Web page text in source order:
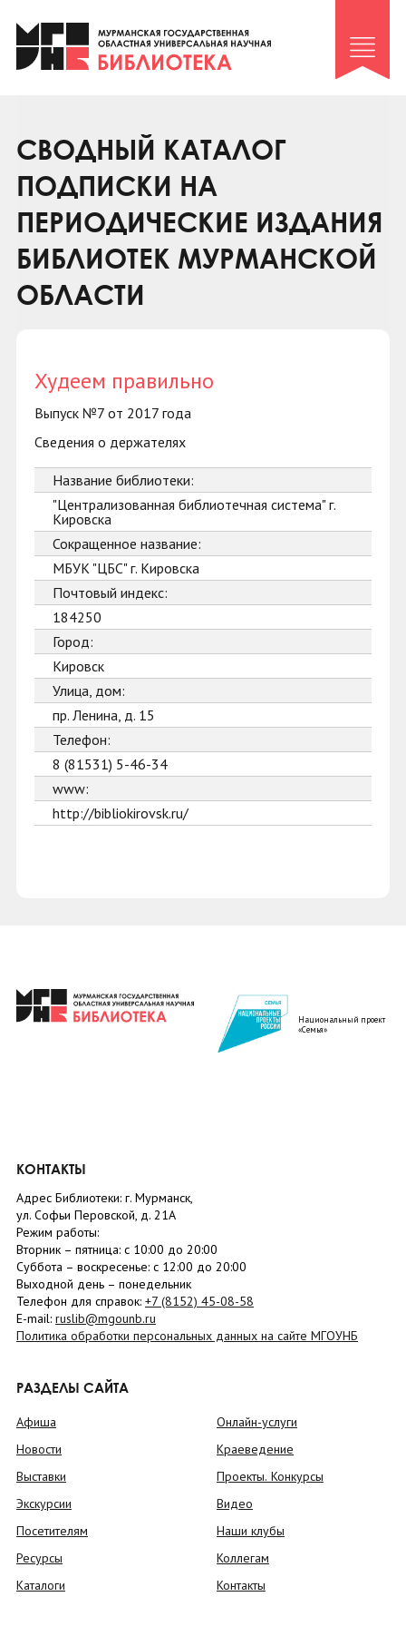
Клуб «Гиря и сельдерей»
Клуб «Семейный архив»
Коллегам
Контакты
СВОДНЫЙ КАТАЛОГ
ПОДПИСКИ НА
ПЕРИОДИЧЕСКИЕ ИЗДАНИЯ
БИБЛИОТЕК МУРМАНСКОЙ
ОБЛАСТИ
Худеем правильно
Выпуск №7 от 2017 года
Сведения о держателях
Название библиотеки:
"Централизованная библиотечная система" г.
Кировска
Сокращенное название:
МБУК "ЦБС" г. Кировска
Почтовый индекс:
184250
Город:
Кировск
Улица, дом:
пр. Ленина, д. 15
Телефон:
8 (81531) 5-46-34
www:
http://bibliokirovsk.ru/
Национальный проект
«Семья»
КОНТАКТЫ
Адрес Библиотеки: г. Мурманск,
ул. Софьи Перовской, д. 21А
Режим работы:
Вторник – пятница: с 10:00 до 20:00
Суббота – воскресенье: c 12:00 до 20:00
Выходной день – понедельник
Телефон для справок: +7 (8152) 45-08-58
E-mail: ruslib@mgounb.ru
Политика обработки персональных данных на сайте МГОУНБ
РАЗДЕЛЫ САЙТА
Афиша
Новости
Выставки
Экскурсии
Посетителям
Ресурсы
Каталоги
Онлайн-услуги
Краеведение
Проекты. Конкурсы
Видео
Наши клубы
Коллегам
Контакты